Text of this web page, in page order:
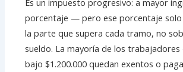
porcentaje — pero ese porcentaje solo
la parte que supera cada tramo, no
sueldo. La mayoría de los trabajadores
bajo $1.200.000 quedan exentos o